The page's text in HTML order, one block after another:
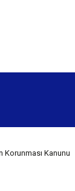
Korunması Kanunu